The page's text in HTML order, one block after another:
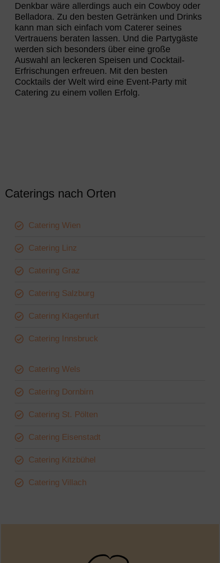
Denkbar wäre allerdings auch ein Cowboy oder
Belladora. Zu den besten Getränken und Drinks
kann man sich einfach vom Caterer seines
Vertrauens beraten lassen. Und die Partygäste
werden sich besonders über eine große
Auswahl an leckeren Speisen und Cocktail-
Erfrischungen erfreuen. Mit den besten
Cocktails der Welt wird eine Event-Party mit
Catering zu einem vollen Erfolg.
Caterings nach Orten
Catering Wien
Catering Linz
Catering Graz
Catering Salzburg
Catering Klagenfurt
Catering Innsbruck
Catering Wels
Catering Dornbirn
Catering St. Pölten
Catering Eisenstadt
Catering Kitzbühel
Catering Villach